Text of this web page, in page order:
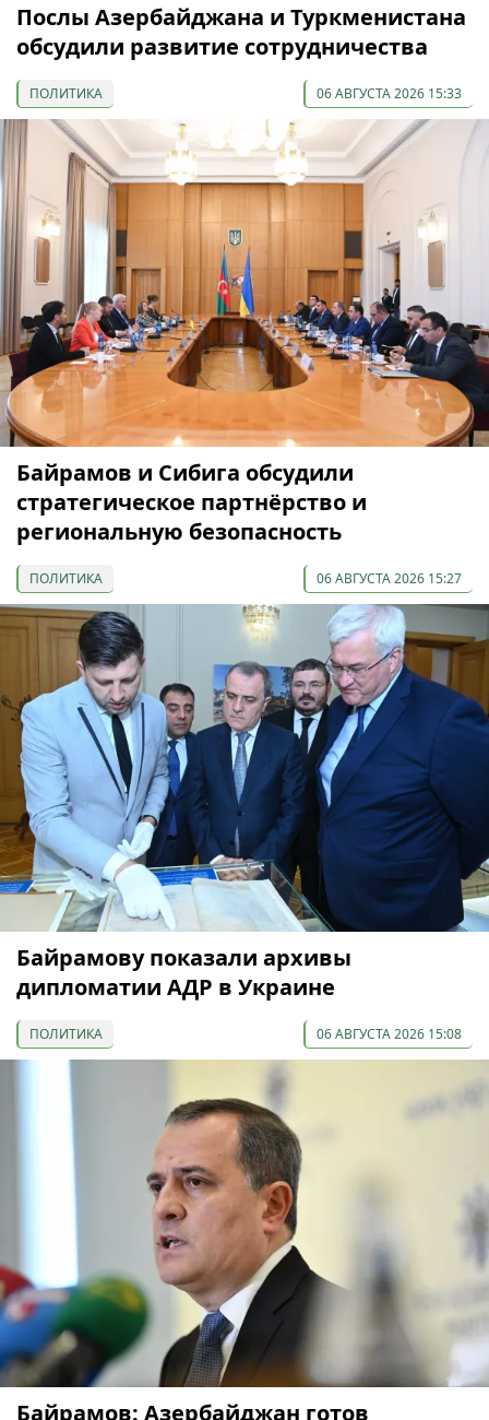
Послы Азербайджана и Туркменистана
обсудили развитие сотрудничества
ПОЛИТИКА 06 АВГУСТА 2026 15:33
Байрамов и Сибига обсудили
стратегическое партнёрство и
региональную безопасность
ПОЛИТИКА 06 АВГУСТА 2026 15:27
Байрамову показали архивы
дипломатии АДР в Украине
ПОЛИТИКА 06 АВГУСТА 2026 15:08
Байрамов: Азербайджан готов